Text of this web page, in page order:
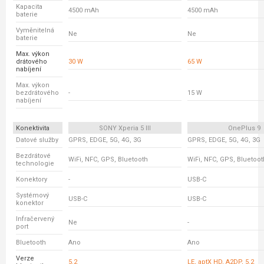
Kapacita
baterie
4500 mAh 4500 mAh
Vyměnitelná
baterie
Ne Ne
Max. výkon
drátového
nabíjení
30 W 65 W
Max. výkon
bezdrátového
nabíjení
- 15 W
Konektivita SONY Xperia 5 III
OnePlus 9
Datové služby
GPRS, EDGE, 5G, 4G, 3G GPRS, EDGE, 5G, 4G, 3G
Bezdrátové
technologie
WiFi, NFC, GPS, Bluetooth WiFi, NFC, GPS,
Konektory - USB-C
Systémový
konektor
USB-C USB-C
Infračervený
port
Ne -
Bluetooth Ano Ano
Verze
5.2 LE, aptX HD, A2DP, 5.2